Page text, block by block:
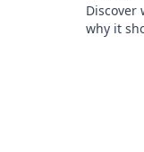
Discover
why it